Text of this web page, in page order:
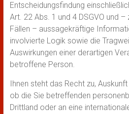
Entscheidungsfindung
Art. 22 Abs. 1 und 4 DSGVO und
Fällen – aussagekräftige
involvierte Logik sowie die
Auswirkungen einer derartigen
betroffene Person.
Ihnen steht das Recht zu,
ob die Sie betreffenden
Drittland oder an eine